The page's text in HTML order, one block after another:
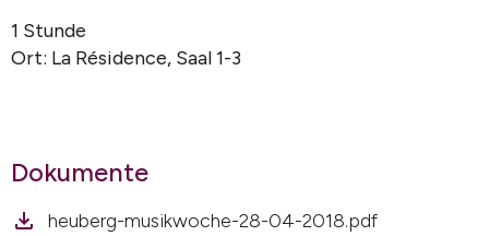
1 Stunde
Ort: La Résidence, Saal 1-3
Dokumente
heuberg-musikwoche-28-04-2018.pdf